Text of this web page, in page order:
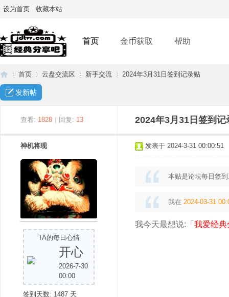
设为首页 收藏本站
首页 金币获取 帮助
首页
›
云盘交流区
›
新手交流 2024年3月31日签到记录贴
发新帖
查看: 1828 回复: 13 2024年3月31日签到记
神机将现
TA的每日心情
开心
2026-7-30
00:00
签到天数: 1487 天
发表于 2024-3-31 00:00:51
本贴是论坛每日签
我在 2024-03-31
我今天最想说:「 我爱经典